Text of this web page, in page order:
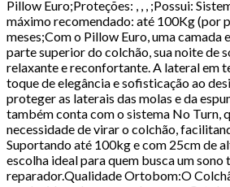
Pillow Euro;Proteções: , , , ;Possui:
máximo recomendado: até 100Kg (por
meses;Com o Pillow Euro, uma camada
parte superior do colchão, sua noite de
relaxante e reconfortante. A lateral em
toque de elegância e sofisticação ao
proteger as laterais das molas e da
também conta com o sistema No Turn,
necessidade de virar o colchão,
Suportando até 100kg e com 25cm de
escolha ideal para quem busca um sono
reparador.Qualidade Ortobom:O